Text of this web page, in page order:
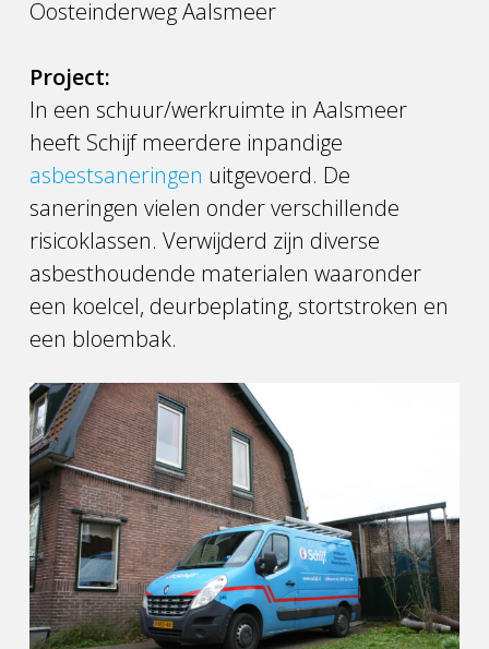
Oosteinderweg Aalsmeer
Project:
In een schuur/werkruimte in Aalsmeer
heeft Schijf meerdere inpandige
asbestsaneringen uitgevoerd. De
saneringen vielen onder verschillende
risicoklassen. Verwijderd zijn diverse
asbesthoudende materialen waaronder
een koelcel, deurbeplating, stortstroken en
een bloembak.